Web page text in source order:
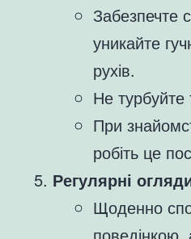
Забезпечте
уникайте
рухів.
Не турбуйте
При
робіть це
Регулярні
Щоденно
поведінкою,